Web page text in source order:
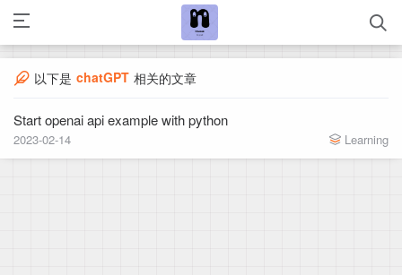
以下是 chatGPT 相关的文章
Start openai api example with python
2023-02-14 Learning